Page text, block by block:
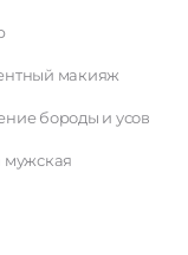
макияж
бороды и усов